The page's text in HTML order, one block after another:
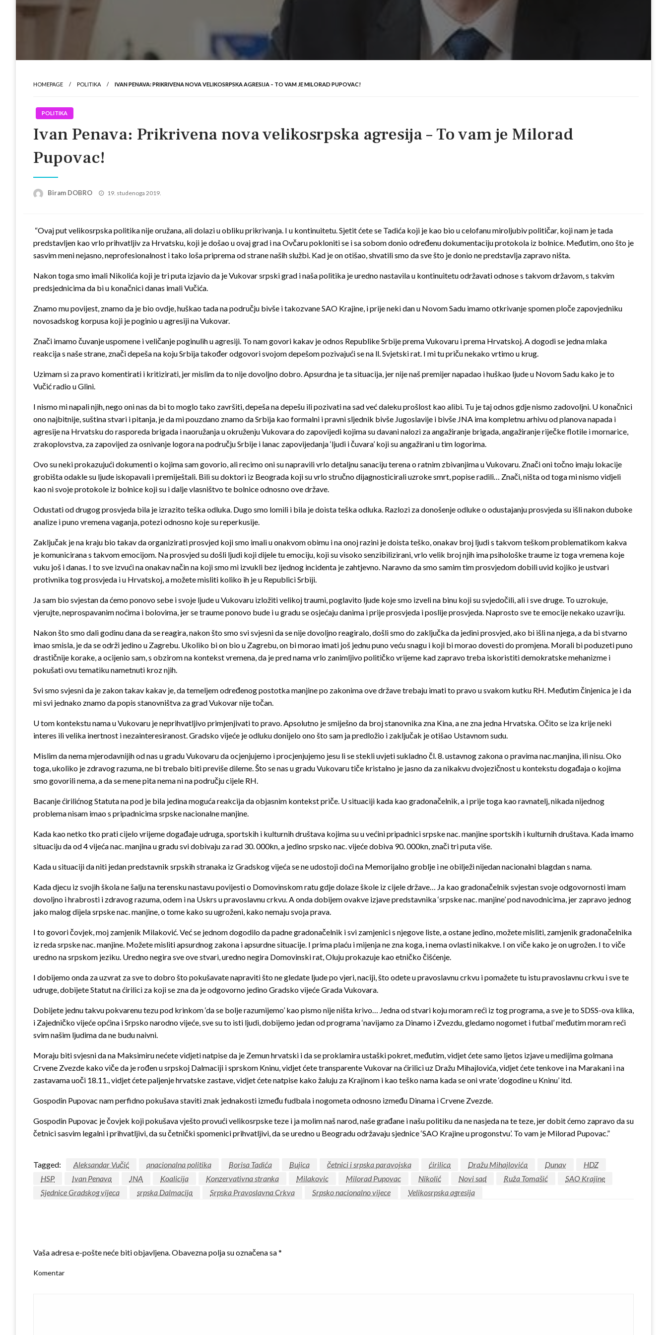
HOMEPAGE POLITIKA IVAN PENAVA: PRIKRIVENA NOVA VELIKOSRPSKA AGRESIJA – TO VAM JE MILORAD PUPOVAC!
POLITIKA
Ivan Penava: Prikrivena nova velikosrpska agresija – To vam je Milorad
Pupovac!
Biram DOBRO
Posted
19. studenoga 2019.
“Ovaj put velikosrpska politika nije oružana, ali dolazi u obliku prikrivanja. I u kontinuitetu. Sjetit ćete se Tadića koji je kao bio u celofanu miroljubiv političar, koji nam je tada
predstavljen kao vrlo prihvatljiv za Hrvatsku, koji je došao u ovaj grad i na Ovčaru pokloniti se i sa sobom donio određenu dokumentaciju protokola iz bolnice. Međutim, ono što je
sasvim meni nejasno, neprofesionalnost i tako loša priprema od strane naših službi. Kad je on otišao, shvatili smo da sve što je donio ne predstavlja zapravo ništa.
Nakon toga smo imali Nikolića koji je tri puta izjavio da je Vukovar srpski grad i naša politika je uredno nastavila u kontinuitetu održavati odnose s takvom državom, s takvim
predsjednicima da bi u konačnici danas imali Vučića.
Znamo mu povijest, znamo da je bio ovdje, huškao tada na području bivše i takozvane SAO Krajine, i prije neki dan u Novom Sadu imamo otkrivanje spomen ploče zapovjedniku
novosadskog korpusa koji je poginio u agresiji na Vukovar.
Znači imamo čuvanje uspomene i veličanje poginulih u agresiji. To nam govori kakav je odnos Republike Srbije prema Vukovaru i prema Hrvatskoj. A dogodi se jedna mlaka
reakcija s naše strane, znači depeša na koju Srbija također odgovori svojom depešom pozivajući se na ll. Svjetski rat. I mi tu priču nekako vrtimo u krug.
Uzimam si za pravo komentirati i kritizirati, jer mislim da to nije dovoljno dobro. Apsurdna je ta situacija, jer nije naš premijer napadao i huškao ljude u Novom Sadu kako je to
Vučić radio u Glini.
I nismo mi napali njih, nego oni nas da bi to moglo tako završiti, depeša na depešu ili pozivati na sad već daleku prošlost kao alibi. Tu je taj odnos gdje nismo zadovoljni. U konačnici
ono najbitnije, suština stvari i pitanja, je da mi pouzdano znamo da Srbija kao formalni i pravni sljednik bivše Jugoslavije i bivše JNA ima kompletnu arhivu od planova napada i
agresije na Hrvatsku do rasporeda brigada i naoružanja u okruženju Vukovara do zapovijedi kojima su davani nalozi za angažiranje brigada, angažiranje riječke flotile i mornarice,
zrakoplovstva, za zapovijed za osnivanje logora na području Srbije i lanac zapovijedanja ‘ljudi i čuvara’ koji su angažirani u tim logorima.
Ovo su neki prokazujući dokumenti o kojima sam govorio, ali recimo oni su napravili vrlo detaljnu sanaciju terena o ratnim zbivanjima u Vukovaru. Znači oni točno imaju lokacije
grobišta odakle su ljude iskopavali i premiještali. Bili su doktori iz Beograda koji su vrlo stručno dijagnosticirali uzroke smrt, popise radili… Znači, ništa od toga mi nismo vidjeli
kao ni svoje protokole iz bolnice koji su i dalje vlasništvo te bolnice odnosno ove države.
Odustati od drugog prosvjeda bila je izrazito teška odluka. Dugo smo lomili i bila je doista teška odluka. Razlozi za donošenje odluke o odustajanju prosvjeda su išli nakon duboke
analize i puno vremena vaganja, potezi odnosno koje su reperkusije.
Zaključak je na kraju bio takav da organizirati prosvjed koji smo imali u onakvom obimu i na onoj razini je doista teško, onakav broj ljudi s takvom teškom problematikom kakva
je komunicirana s takvom emocijom. Na prosvjed su došli ljudi koji dijele tu emociju, koji su visoko senzibilizirani, vrlo velik broj njih ima psihološke traume iz toga vremena koje
vuku još i danas. I to sve izvući na onakav način na koji smo mi izvukli bez ijednog incidenta je zahtjevno. Naravno da smo samim tim prosvjedom dobili uvid kojiko je ustvari
protivnika tog prosvjeda i u Hrvatskoj, a možete misliti koliko ih je u Republici Srbiji.
Ja sam bio svjestan da ćemo ponovo sebe i svoje ljude u Vukovaru izložiti velikoj traumi, poglavito ljude koje smo izveli na binu koji su svjedočili, ali i sve druge. To uzrokuje,
vjerujte, neprospavanim noćima i bolovima, jer se traume ponovo bude i u gradu se osjećaju danima i prije prosvjeda i poslije prosvjeda. Naprosto sve te emocije nekako uzavriju.
Nakon što smo dali godinu dana da se reagira, nakon što smo svi svjesni da se nije dovoljno reagiralo, došli smo do zaključka da jedini prosvjed, ako bi išli na njega, a da bi stvarno
imao smisla, je da se održi jedino u Zagrebu. Ukoliko bi on bio u Zagrebu, on bi morao imati još jednu puno veću snagu i koji bi morao dovesti do promjena. Morali bi poduzeti puno
drastičnije korake, a ocijenio sam, s obzirom na kontekst vremena, da je pred nama vrlo zanimljivo političko vrijeme kad zapravo treba iskoristiti demokratske mehanizme i
pokušati ovu tematiku nametnuti kroz njih.
Svi smo svjesni da je zakon takav kakav je, da temeljem određenog postotka manjine po zakonima ove države trebaju imati to pravo u svakom kutku RH. Međutim činjenica je i da
mi svi jednako znamo da popis stanovništva za grad Vukovar nije točan.
U tom kontekstu nama u Vukovaru je neprihvatljivo primjenjivati to pravo. Apsolutno je smiješno da broj stanovnika zna Kina, a ne zna jedna Hrvatska. Očito se iza krije neki
interes ili velika inertnost i nezainteresiranost. Gradsko vijeće je odluku donijelo ono što sam ja predložio i zaključak je otišao Ustavnom sudu.
Mislim da nema mjerodavnijih od nas u gradu Vukovaru da ocjenjujemo i procjenjujemo jesu li se stekli uvjeti sukladno čl. 8. ustavnog zakona o pravima nac.manjina, ili nisu. Oko
toga, ukoliko je zdravog razuma, ne bi trebalo biti previše dileme. Što se nas u gradu Vukovaru tiče kristalno je jasno da za nikakvu dvojezičnost u kontekstu događaja o kojima
smo govorili nema, a da se mene pita nema ni na području cijele RH.
Bacanje ćirilićnog Statuta na pod je bila jedina moguća reakcija da objasnim kontekst priče. U situaciji kada kao gradonačelnik, a i prije toga kao ravnatelj, nikada nijednog
problema nisam imao s pripadnicima srpske nacionalne manjine.
Kada kao netko tko prati cijelo vrijeme događaje udruga, sportskih i kulturnih društava kojima su u većini pripadnici srpske nac. manjine sportskih i kulturnih društava. Kada imamo
situaciju da od 4 vijeća nac. manjina u gradu svi dobivaju za rad 30. 000kn, a jedino srpsko nac. vijeće dobiva 90. 000kn, znači tri puta više.
Kada u situaciji da niti jedan predstavnik srpskih stranaka iz Gradskog vijeća se ne udostoji doći na Memorijalno groblje i ne obilježi nijedan nacionalni blagdan s nama.
Kada djecu iz svojih škola ne šalju na terensku nastavu povijesti o Domovinskom ratu gdje dolaze škole iz cijele države… Ja kao gradonačelnik svjestan svoje odgovornosti imam
dovoljno i hrabrosti i zdravog razuma, odem i na Uskrs u pravoslavnu crkvu. A onda dobijem ovakve izjave predstavnika ‘srpske nac. manjine’ pod navodnicima, jer zapravo jednog
jako malog dijela srpske nac. manjine, o tome kako su ugroženi, kako nemaju svoja prava.
I to govori čovjek, moj zamjenik Milaković. Već se jednom dogodilo da padne gradonačelnik i svi zamjenici s njegove liste, a ostane jedino, možete misliti, zamjenik gradonačelnika
iz reda srpske nac.manjine. Možete misliti apsurdnog zakona i apsurdne situacije. I prima plaću i mijenja ne zna koga, i nema ovlasti nikakve. I on viče kako je on ugrožen. I to viče
uredno na srpskom jeziku. Uredno negira sve ove stvari, uredno negira Domovinski rat, Oluju prokazuje kao etničko čišćenje.
I dobijemo onda za uzvrat za sve to dobro što pokušavate napraviti što ne gledate ljude po vjeri, naciji, što odete u pravoslavnu crkvu i pomažete tu istu pravoslavnu crkvu i sve te
udruge, dobijete Statut na ćirilici za koji se zna da je odgovorno jedino Gradsko vijeće Grada Vukovara.
Dobijete jednu takvu pokvarenu tezu pod krinkom ‘da se bolje razumijemo’ kao pismo nije ništa krivo… Jedna od stvari koju moram reći iz tog programa, a sve je to SDSS-ova klika,
i Zajedničko vijeće općina i Srpsko narodno vijeće, sve su to isti ljudi, dobijemo jedan od programa ‘navijamo za Dinamo i Zvezdu, gledamo nogomet i futbal’ međutim moram reći
svim našim ljudima da ne budu naivni.
Moraju biti svjesni da na Maksimiru nećete vidjeti natpise da je Zemun hrvatski i da se proklamira ustaški pokret, međutim, vidjet ćete samo ljetos izjave u medijima golmana
Crvene Zvezde kako viče da je rođen u srpskoj Dalmaciji i sprskom Kninu, vidjet ćete transparente Vukovar na ćirilici uz Dražu Mihajlovića, vidjet ćete tenkove i na Marakani i na
zastavama uoči 18.11., vidjet ćete paljenje hrvatske zastave, vidjet ćete natpise kako žaluju za Krajinom i kao teško nama kada se oni vrate ‘dogodine u Kninu’ itd.
Gospodin Pupovac nam perfidno pokušava staviti znak jednakosti između fudbala i nogometa odnosno između Dinama i Crvene Zvezde.
Gospodin Pupovac je čovjek koji pokušava vješto provući velikosrpske teze i ja molim naš narod, naše građane i našu politiku da ne nasjeda na te teze, jer dobit ćemo zapravo da su
četnici sasvim legalni i prihvatljivi, da su četnički spomenici prihvatljivi, da se uredno u Beogradu održavaju sjednice ‘SAO Krajine u progonstvu’. To vam je Milorad Pupovac.”
Tagged: Aleksandar Vučić anacionalna politika Borisa Tadića Bujica četnici i srpska paravojska ćirilica Dražu Mihajlovića Dunav
HDZ
HSP
Ivan Penava JNA Koalicija Konzervativna stranka Milakovic Milorad Pupovac Nikolić Novi sad Ruža Tomašić
SAO Krajine
Sjednice Gradskog vijeca
srpska Dalmacija Srpska Pravoslavna Crkva Srpsko nacionalno vijece Velikosrpska agresija
Vaša adresa e-pošte neće biti objavljena.Obavezna polja su označena sa*
Komentar